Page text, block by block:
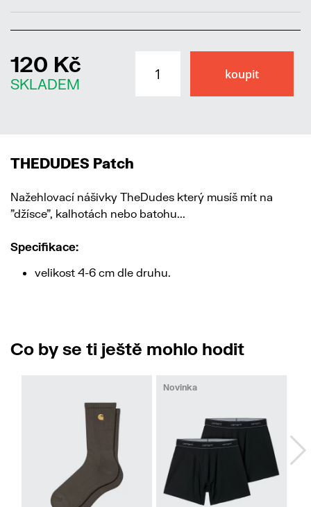
120 Kč
SKLADEM
THEDUDES Patch
Nažehlovací nášivky TheDudes který musíš mít na
"džísce", kalhotách nebo batohu...
Specifikace:
velikost 4-6 cm dle druhu.
Co by se ti ještě mohlo hodit
Novinka